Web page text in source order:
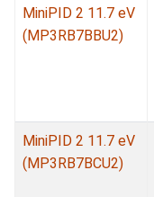
MiniPID 2 11.7 eV
(MP3RB7BBU2)
MiniPID 2 11.7 eV
(MP3RB7BCU2)